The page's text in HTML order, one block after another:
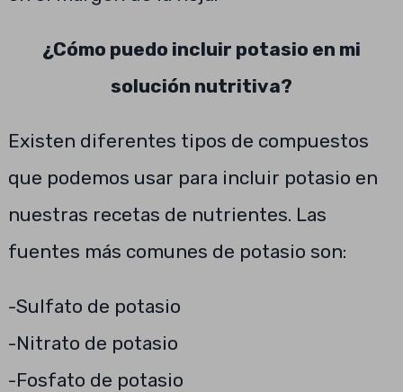
¿Cómo puedo incluir potasio en mi
solución nutritiva?
Existen diferentes tipos de compuestos
que podemos usar para incluir potasio en
nuestras recetas de nutrientes. Las
fuentes más comunes de potasio son:
-Sulfato de potasio
-Nitrato de potasio
-Fosfato de potasio